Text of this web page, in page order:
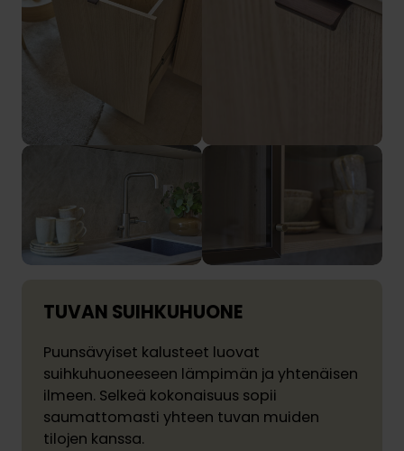
TUVAN SUIHKUHUONE
Puunsävyiset kalusteet luovat
suihkuhuoneeseen lämpimän ja yhtenäisen
ilmeen. Selkeä kokonaisuus sopii
saumattomasti yhteen tuvan muiden
tilojen kanssa.